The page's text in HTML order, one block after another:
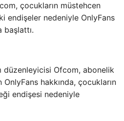
çocukların müstehcen
endişeler nedeniyle OnlyFans
başlattı.
düzenleyicisi Ofcom, abonelik
hakkında, çocukların
endişesi nedeniyle